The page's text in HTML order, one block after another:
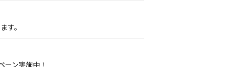
す。
ーン実施中！